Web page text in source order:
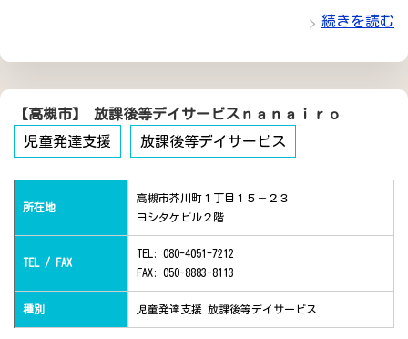
続きを読む
【高槻市】 放課後等デイサービスｎａｎａｉｒｏ
児童発達支援
放課後等デイサービス
所在地
高槻市芥川町１丁目１５－２３
ヨシタケビル２階
TEL / FAX
TEL: 080-4051-7212
FAX: 050-8883-8113
種別 児童発達支援 放課後等デイサービス